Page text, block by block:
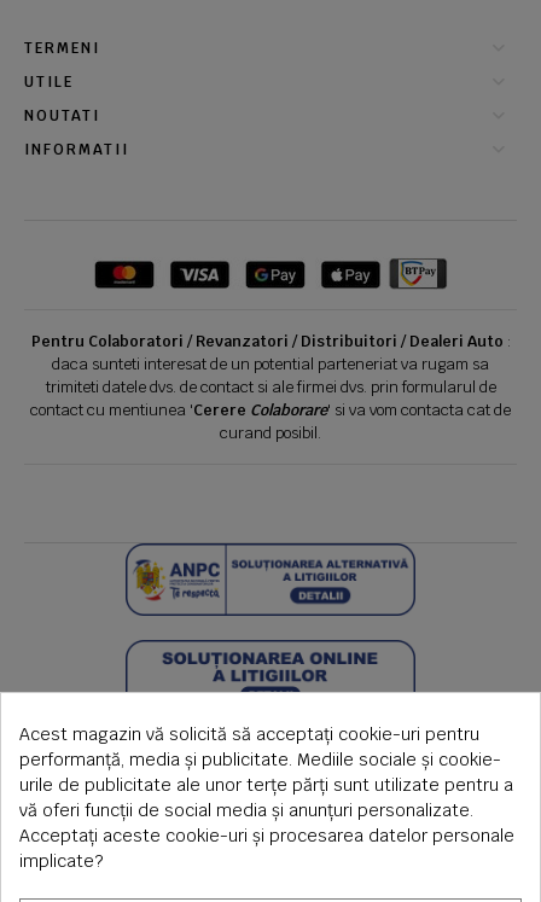
TERMENI
UTILE
NOUTATI
INFORMATII
Pentru Colaboratori / Revanzatori / Distribuitori / Dealeri Auto :
daca sunteti interesat de un potential parteneriat va rugam sa
trimiteti datele dvs. de contact si ale firmei dvs. prin formularul de
contact cu mentiunea 'Cerere Colaborare' si va vom contacta cat de
curand posibil.
Acest magazin vă solicită să acceptați cookie-uri pentru
performanță, media și publicitate. Mediile sociale și cookie-
urile de publicitate ale unor terțe părți sunt utilizate pentru a
vă oferi funcții de social media și anunțuri personalizate.
Acceptați aceste cookie-uri și procesarea datelor personale
implicate?